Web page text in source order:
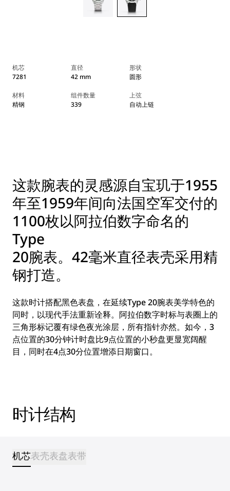
机芯
7281
直径
42 mm
形状
圆形
材料
精钢
组件数量
339
上弦
自动上链
这款腕表的灵感源自宝玑于1955
年至1959年间向法国空军交付的
1100枚以阿拉伯数字命名的
Type
20腕表。42毫米直径表壳采用精
钢打造。
这款时计搭配黑色表盘，在延续Type 20腕表美学特色的
同时，以现代手法重新诠释。阿拉伯数字时标与表圈上的
三角形标记覆有绿色夜光涂层，所有指针亦然。如今，3
点位置的30分钟计时盘比9点位置的小秒盘更显宽阔醒
目，同时在4点30分位置增添日期窗口。
时计结构
机芯表壳表盘表带